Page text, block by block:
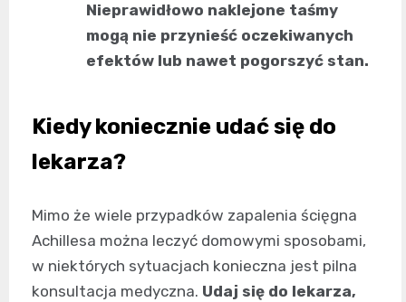
Nieprawidłowo naklejone taśmy
mogą nie przynieść oczekiwanych
efektów lub nawet pogorszyć stan.
Kiedy koniecznie udać się do
lekarza?
Mimo że wiele przypadków zapalenia ścięgna
Achillesa można leczyć domowymi sposobami,
w niektórych sytuacjach konieczna jest pilna
konsultacja medyczna. Udaj się do lekarza,